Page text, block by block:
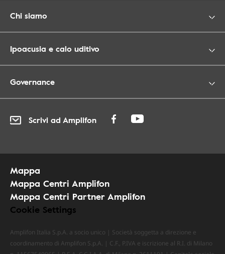
Chi siamo
Ipoacusia e calo uditivo
Governance
Scrivi ad Amplifon
Mappa
Mappa Centri Amplifon
Mappa Centri Partner Amplifon
Cookie Settings
Amplifon Italia S.p.A. a socio unico | Società soggetta a direzione e
coordinamento di Amplifon S.p.A. | C.F., P.IVA e iscrizione al R.I. di Milano